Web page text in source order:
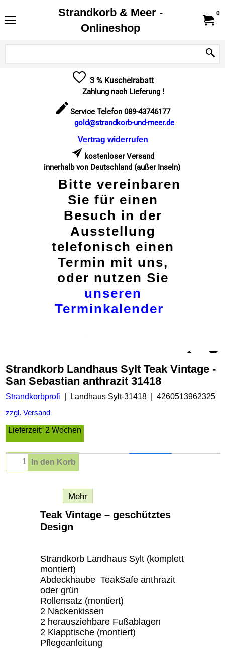
Strandkorb & Meer -
Onlineshop
0
3 % Kuschelrabatt
Zahlung nach Lieferung !
Service Telefon 089-43746177
gold@strandkorb-und-meer.de
Vertrag widerrufen
kostenloser Versand
innerhalb von Deutschland (außer Inseln)
Bitte vereinbaren
Sie für einen
Besuch in der
Ausstellung
telefonisch einen
Termin mit uns,
oder nutzen Sie
unseren
Terminkalender
Strandkorb Landhaus Sylt Teak Vintage -
San Sebastian anthrazit 31418
Strandkorbprofi Landhaus Sylt-31418 4260513962325
zzgl. Versand
Lieferzeit: 2 Wochen
In den Korb
Mehr
Teak Vintage – geschütztes
Design
Strandkorb Landhaus Sylt (komplett
montiert)
Abdeckhaube TeakSafe anthrazit
oder grün
Rollensatz (montiert)
2 Nackenkissen
2 herausziehbare Fußablagen
2 Klapptische (montiert)
Pflegeanleitung